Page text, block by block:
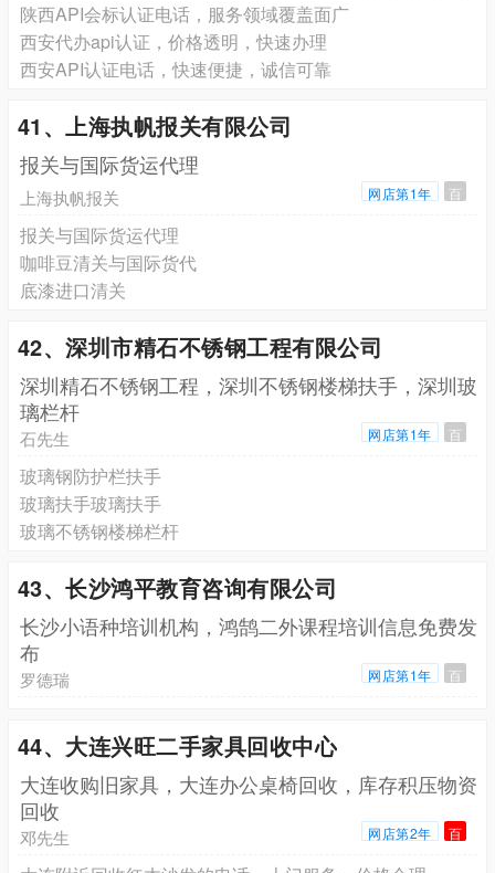
陕西API会标认证电话，服务领域覆盖面广
西安代办api认证，价格透明，快速办理
西安API认证电话，快速便捷，诚信可靠
41、上海执帆报关有限公司
报关与国际货运代理
上海执帆报关 网店第1年 百
报关与国际货运代理
咖啡豆清关与国际货代
底漆进口清关
42、深圳市精石不锈钢工程有限公司
深圳精石不锈钢工程，深圳不锈钢楼梯扶手，深圳玻
璃栏杆
石先生 网店第1年 百
玻璃钢防护栏扶手
玻璃扶手玻璃扶手
玻璃不锈钢楼梯栏杆
43、长沙鸿平教育咨询有限公司
长沙小语种培训机构，鸿鹄二外课程培训信息免费发
布
罗德瑞 网店第1年 百
44、大连兴旺二手家具回收中心
大连收购旧家具，大连办公桌椅回收，库存积压物资
回收
邓先生 网店第2年 百